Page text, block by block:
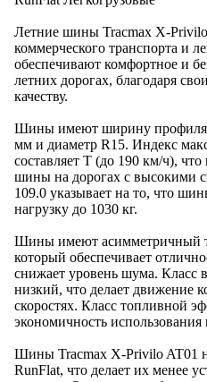
Летние шины Tracmax X-
коммерческого транспорта и
обеспечивают комфортное и
летних дорогах, благодаря
качеству.
Шины имеют ширину профиля
мм и диаметр R15. Индекс
составляет T (до 190 км/ч), что
шины на дорогах с высокими
109.0 указывает на то, что
нагрузку до 1030 кг.
Шины имеют асимметричный
который обеспечивает
снижает уровень шума. Класс
низкий, что делает движение
скоростях. Класс топливной
экономичность
Шины Tracmax X-Privilo AT01
RunFlat, что делает их менее